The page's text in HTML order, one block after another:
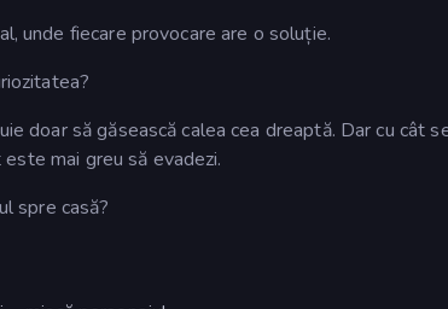
unde fiecare provocare are o soluție.
doar să găsească calea cea dreaptă. Dar cu cât
mai greu să evadezi.
spre casă?